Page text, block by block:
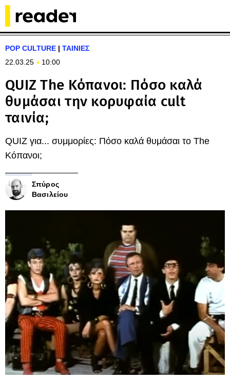
POP CULTURE | ΤΑΙΝΙΕΣ
22.03.25
10:00
QUIZ The Κόπανοι: Πόσο καλά
θυμάσαι την κορυφαία cult
ταινία;
QUIZ για... συμμορίες: Πόσο καλά θυμάσαι το The
Κόπανοι;
Σπύρος
Βασιλείου